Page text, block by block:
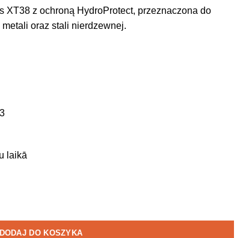
XT38 z ochroną HydroProtect, przeznaczona do
oraz stali nierdzewnej.
laikā
DODAJ DO KOSZYKA